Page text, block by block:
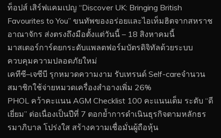
ท็อปส์ เสิร์ฟแคมเปญ “Discover UK: Bringing British
Favourites to You” ขนทัพของอร่อยและไอเท็มฮิตจากสหราช
อาณาจักร ส่งตรงถึงมือตั้งแต่วันนี้ – 18 สิงหาคมนี้
มาสเตอร์การ์ดยกระดับแพลตฟอร์มบัตรดิจิทัลด้วยระบบ
ควบคุมความปลอดภัยใหม่
เคทีซี–เจซีบี รุกหมวดความงาม รับเทรนด์ Self-careจำนวน
สมาชิกใช้จ่ายหมวดเครื่องสำอางเพิ่ม 26%
PHOL คว้าคะแนน AGM Checklist 100 คะแนนเต็ม ระดับ “ดี
เยี่ยม” ต่อเนื่องเป็นปีที่ 7 ตอกย้ำการดำเนินธุรกิจตามหลักธร
รมาภิบาล โปร่งใส สร้างความเชื่อมั่นผู้ถือหุ้น